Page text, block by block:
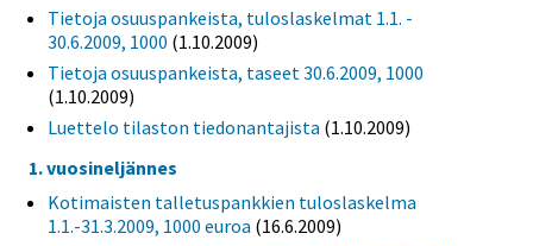
Tietoja osuuspankeista, tuloslaskelmat 1.1. -
30.6.2009, 1000 (1.10.2009)
Tietoja osuuspankeista, taseet 30.6.2009, 1000
(1.10.2009)
Luettelo tilaston tiedonantajista (1.10.2009)
1. vuosineljännes
Kotimaisten talletuspankkien tuloslaskelma
1.1.-31.3.2009, 1000 euroa (16.6.2009)